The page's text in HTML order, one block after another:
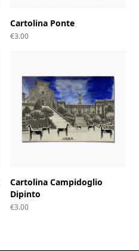
Cartolina Ponte
€3.00
Cartolina Campidoglio
Dipinto
€3.00